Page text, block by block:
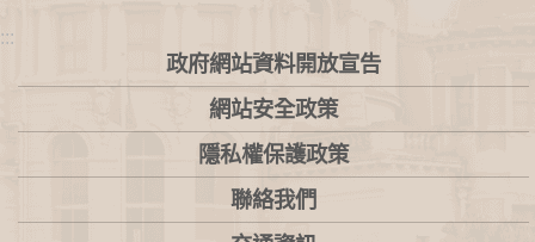
:::
政府網站資料開放宣告
網站安全政策
隱私權保護政策
聯絡我們